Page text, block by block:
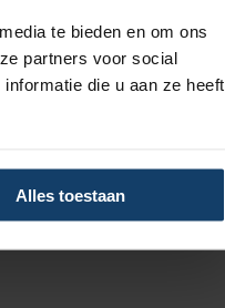
te bieden en om ons
partners voor social
die u aan ze heeft
Alles toestaan
.